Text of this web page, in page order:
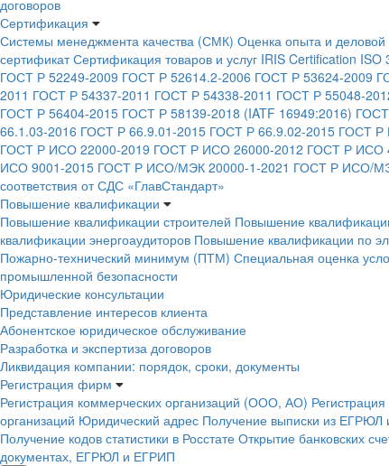
договоров
Сертификация
Системы менеджмента качества (СМК) Оценка опыта и
сертификат Сертификация товаров и услуг IRIS Certification ISO
ГОСТ Р 52249-2009 ГОСТ Р 52614.2-2006 ГОСТ Р 53624-2009
2011 ГОСТ Р 54337-2011 ГОСТ Р 54338-2011 ГОСТ Р 55048-
ГОСТ Р 56404-2015 ГОСТ Р 58139-2018 (IATF 16949:2016)
66.1.03-2016 ГОСТ Р 66.9.01-2015 ГОСТ Р 66.9.02-2015 ГОСТ Р
ГОСТ Р ИСО 22000-2019 ГОСТ Р ИСО 26000-2012 ГОСТ Р ИСО
ИСО 9001-2015 ГОСТ Р ИСО/МЭК 20000-1-2021 ГОСТ Р ИСО/
соответствия от СДС «ГлавСтандарт»
Повышение квалификации
Повышение квалификации строителей Повышение
квалификации энергоаудиторов Повышение квалификации по
Пожарно-технический минимум (ПТМ) Специальная оценка
промышленной безопасности
Юридические консультации
Представление интересов клиента
Абонентское юридическое обслуживание
Разработка и экспертиза договоров
Ликвидация компании: порядок, сроки, документы
Регистрация фирм
Регистрация коммерческих организаций (ООО, АО)
организаций Юридический адрес Получение выписки из
Получение кодов статистики в Росстате Открытие банковских
документах, ЕГРЮЛ и ЕГРИП